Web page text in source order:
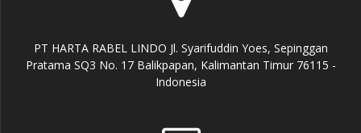
PT HARTA RABEL LINDO Jl. Syarifuddin Yoes, Sepinggan
Pratama SQ3 No. 17 Balikpapan, Kalimantan Timur 76115 -
Indonesia